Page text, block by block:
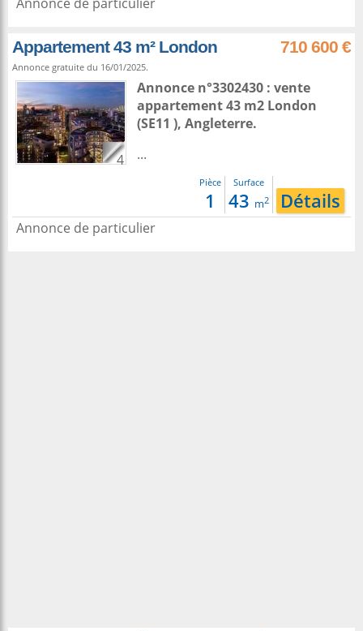
Appartement 43 m² London 710 600 €
Annonce gratuite du 16/01/2025.
4
Annonce n°3302430 : vente
appartement 43 m2 London
(SE11 ), Angleterre.
...
Pièce
1
Surface
43 m2 Détails
Annonce de particulier